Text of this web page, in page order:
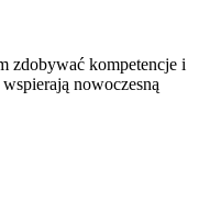
zdobywać kompetencje i
nowoczesną